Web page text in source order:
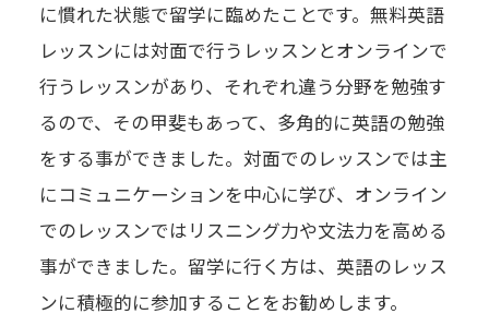
に慣れた状態で留学に臨めたことです。無料英語
レッスンには対面で行うレッスンとオンラインで
行うレッスンがあり、それぞれ違う分野を勉強す
るので、その甲斐もあって、多角的に英語の勉強
をする事ができました。対面でのレッスンでは主
にコミュニケーションを中心に学び、オンライン
でのレッスンではリスニング力や文法力を高める
事ができました。留学に行く方は、英語のレッス
ンに積極的に参加することをお勧めします。